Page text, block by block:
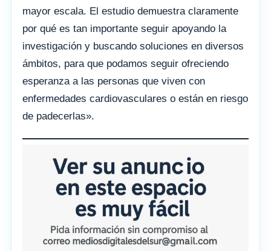
mayor escala. El estudio demuestra claramente
por qué es tan importante seguir apoyando la
investigación y buscando soluciones en diversos
ámbitos, para que podamos seguir ofreciendo
esperanza a las personas que viven con
enfermedades cardiovasculares o están en riesgo
de padecerlas».